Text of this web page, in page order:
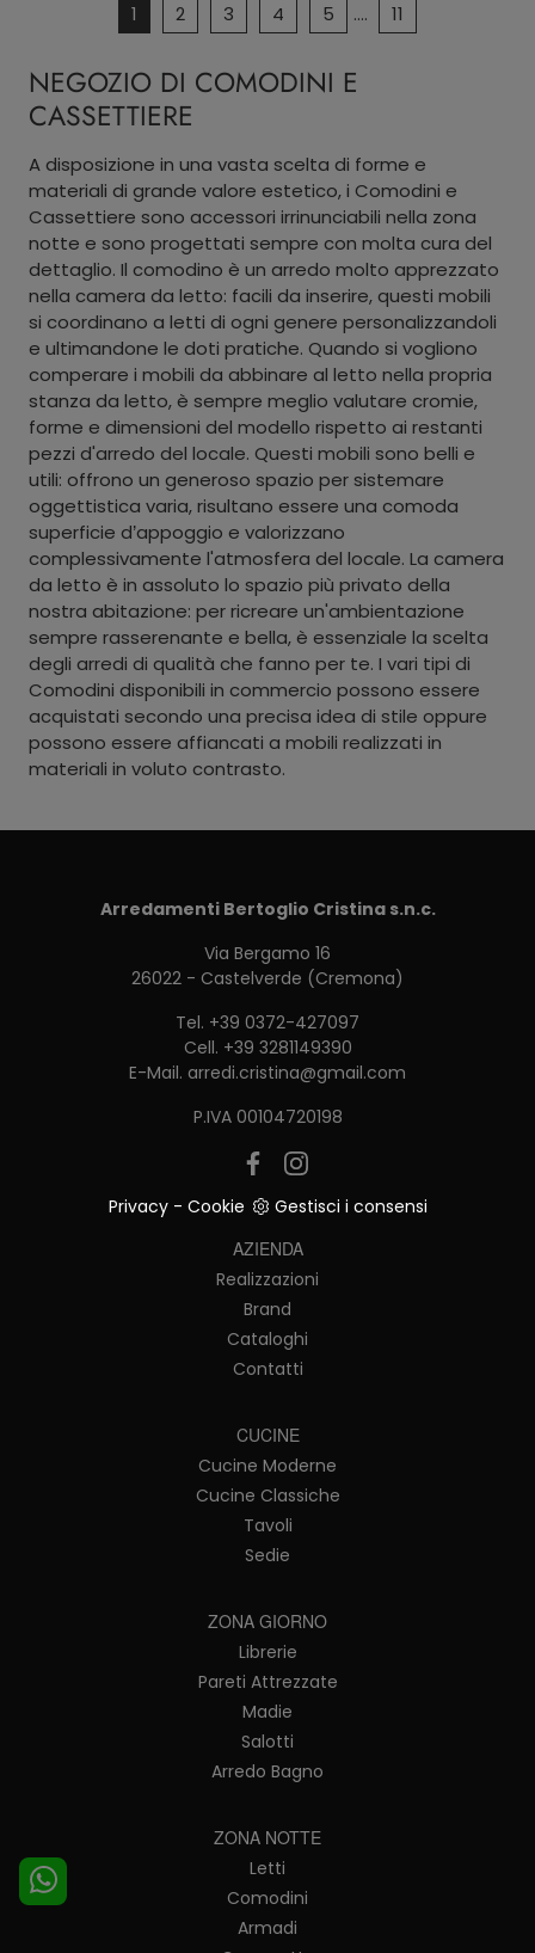
1 2 3 4 5 .... 11
NEGOZIO DI COMODINI E
CASSETTIERE
A disposizione in una vasta scelta di forme e
materiali di grande valore estetico, i Comodini e
Cassettiere sono accessori irrinunciabili nella zona
notte e sono progettati sempre con molta cura del
dettaglio. Il comodino è un arredo molto apprezzato
nella camera da letto: facili da inserire, questi mobili
si coordinano a letti di ogni genere personalizzandoli
e ultimandone le doti pratiche. Quando si vogliono
comperare i mobili da abbinare al letto nella propria
stanza da letto, è sempre meglio valutare cromie,
forme e dimensioni del modello rispetto ai restanti
pezzi d'arredo del locale. Questi mobili sono belli e
utili: offrono un generoso spazio per sistemare
oggettistica varia, risultano essere una comoda
superficie d’appoggio e valorizzano
complessivamente l'atmosfera del locale. La camera
da letto è in assoluto lo spazio più privato della
nostra abitazione: per ricreare un'ambientazione
sempre rasserenante e bella, è essenziale la scelta
degli arredi di qualità che fanno per te. I vari tipi di
Comodini disponibili in commercio possono essere
acquistati secondo una precisa idea di stile oppure
possono essere affiancati a mobili realizzati in
materiali in voluto contrasto.
Arredamenti Bertoglio Cristina s.n.c.
Via Bergamo 16
26022 - Castelverde (Cremona)
Tel. +39 0372-427097
Cell. +39 3281149390
E-Mail. arredi.cristina@gmail.com
P.IVA 00104720198
Privacy- Cookie
Gestisci i consensi
AZIENDA
Realizzazioni
Brand
Cataloghi
Contatti
CUCINE
Cucine Moderne
Cucine Classiche
Tavoli
Sedie
ZONA GIORNO
Librerie
Pareti Attrezzate
Madie
Salotti
Arredo Bagno
ZONA NOTTE
Letti
Comodini
Armadi